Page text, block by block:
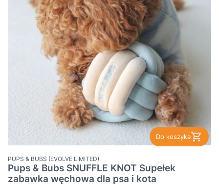
Do koszyka
PRODUCENT
PUPS & BUBS (EVOLVE LIMITED)
Pups & Bubs SNUFFLE KNOT Supełek
zabawka węchowa dla psa i kota